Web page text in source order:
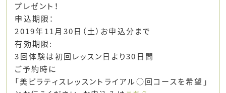
プレゼント！
申込期限：
2019年11月30日（土）お申込分まで
有効期限:
3回体験は初回レッスン日より30日間
ご予約時に
「美ピラティスレッスントライアル○回コースを希望」